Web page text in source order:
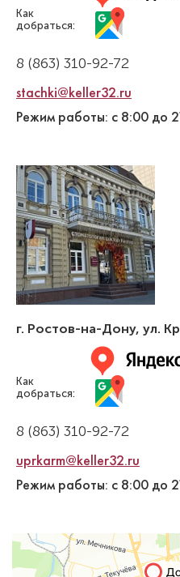
Как
добраться:
8 (863) 310-92-72
stachki@keller32.ru
Режим работы: с 8:00 до
г. Ростов-на-Дону, ул.
Как
добраться:
8 (863) 310-92-72
uprkarm@keller32.ru
Режим работы: с 8:00 до